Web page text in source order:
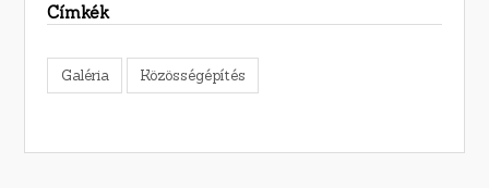
Címkék
Galéria Közösségépítés